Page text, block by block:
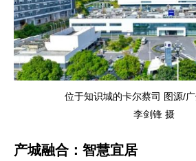
位于知识城的卡尔蔡司 图源/
李剑锋 摄
产城融合：智慧宜居